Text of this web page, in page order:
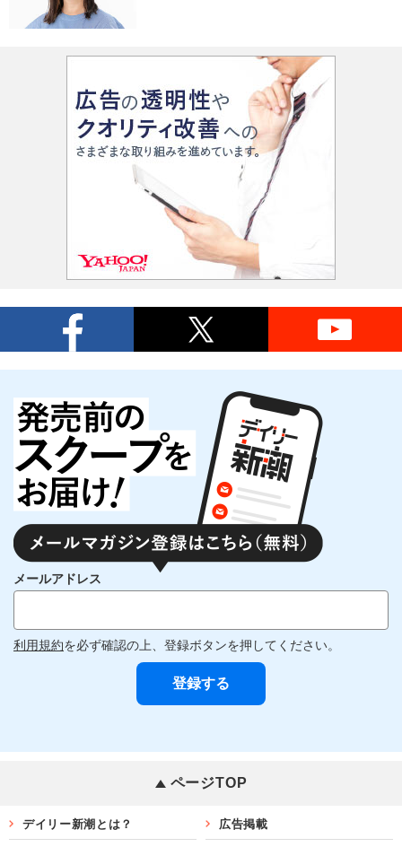
メールアドレス
利用規約を必ず確認の上、登録ボタンを押してください。
ページTOP
デイリー新潮とは？ 広告掲載